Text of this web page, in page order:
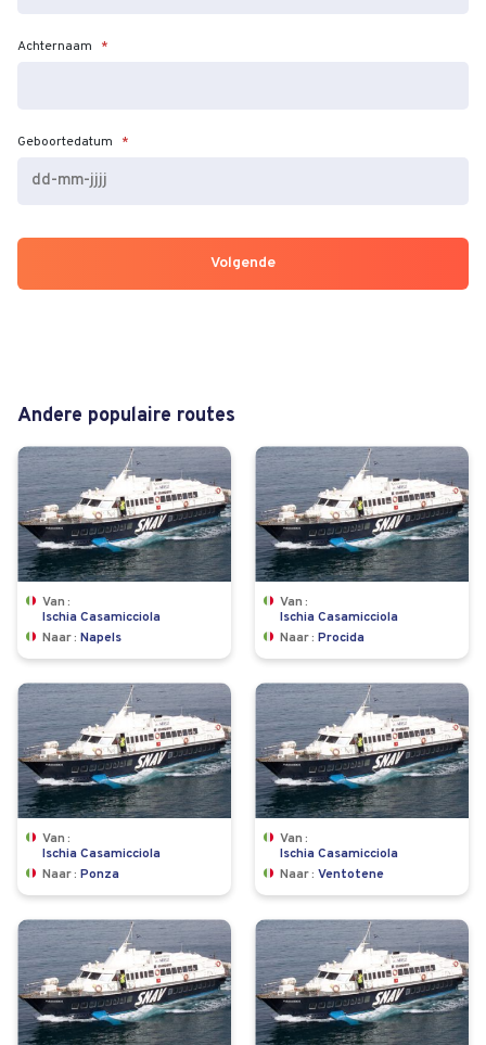
Achternaam *
Geboortedatum *
dash
dash
Andere populaire routes
Van
Ischia Casamicciola
Naar
Napels
Van
Ischia Casamicciola
Naar
Procida
Van
Ischia Casamicciola
Naar
Ponza
Van
Ischia Casamicciola
Naar
Ventotene